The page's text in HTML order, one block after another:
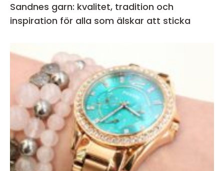
Sandnes garn: kvalitet, tradition och
inspiration för alla som älskar att sticka